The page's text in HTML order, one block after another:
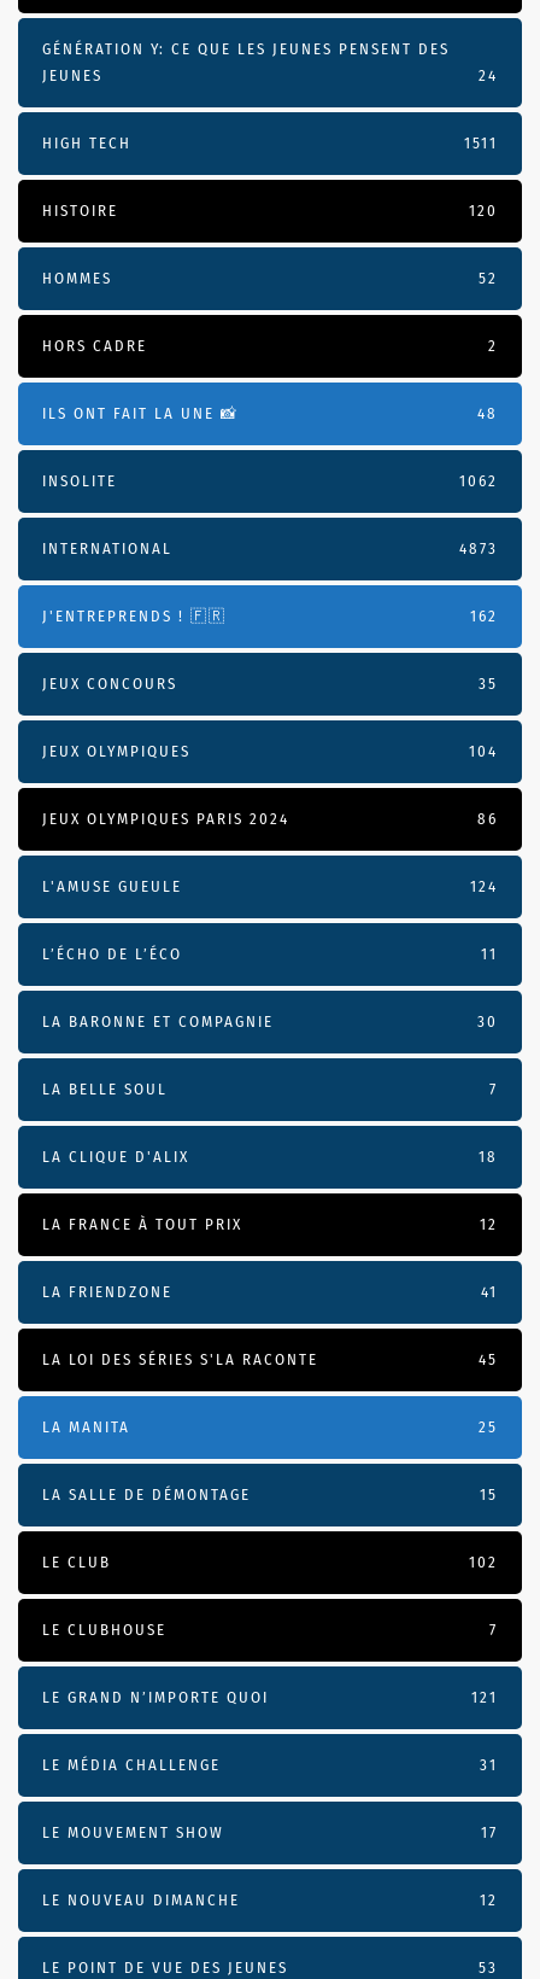
GÉNÉRATION Y: CE QUE LES JEUNES PENSENT DES
JEUNES
24
HIGH TECH 1511
HISTOIRE 120
HOMMES 52
HORS CADRE 2
ILS ONT FAIT LA UNE 📸 48
INSOLITE 1062
INTERNATIONAL 4873
J'ENTREPRENDS ! 🇫🇷 162
JEUX CONCOURS 35
JEUX OLYMPIQUES 104
JEUX OLYMPIQUES PARIS 2024 86
L'AMUSE GUEULE 124
L’ÉCHO DE L’ÉCO 11
LA BARONNE ET COMPAGNIE 30
LA BELLE SOUL 7
LA CLIQUE D'ALIX 18
LA FRANCE À TOUT PRIX 12
LA FRIENDZONE 41
LA LOI DES SÉRIES S'LA RACONTE 45
LA MANITA 25
LA SALLE DE DÉMONTAGE 15
LE CLUB 102
LE CLUBHOUSE 7
LE GRAND N’IMPORTE QUOI 121
LE MÉDIA CHALLENGE 31
LE MOUVEMENT SHOW 17
LE NOUVEAU DIMANCHE 12
LE POINT DE VUE DES JEUNES 53